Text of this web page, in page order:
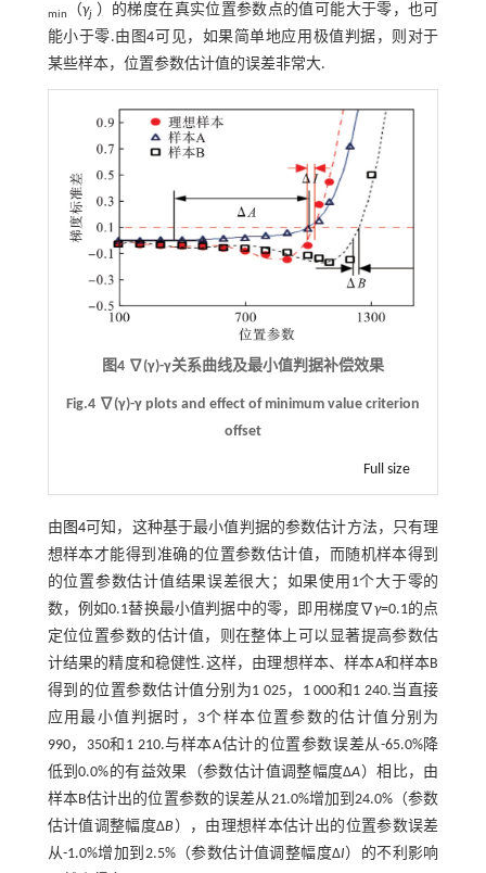
min （γj ）的梯度在真实位置参数点的值可能大于零，也可
能小于零.由图4可见，如果简单地应用极值判据，则对于
某些样本，位置参数估计值的误差非常大.
图4 ∇(γ)-γ关系曲线及最小值判据补偿效果
Fig.4 ∇(γ)-γ plots and effect of minimum value criterion
offset
Full size
由 图4可知，这种基于最小值判据的参数估计方法，只有理
想样本才能得到准确的位置参数估计值，而随机样本得到
的位置参数估计值结果误差很大；如果使用1个大于零的
数，例如0.1替换最小值判据中的零，即用梯度∇γ=0.1的点
定位位置参数的估计值，则在整体上可以显著提高参数估
计结果的精度和稳健性.这样，由理想样本、样本A和样本B
得到的位置参数估计值分别为1 025，1 000和1 240.当直接
应用最小值判据时，3个样本位置参数的估计值分别为
990，350和1 210.与样本A估计的位置参数误差从-65.0%降
低到0.0%的有益效果（参数估计值调整幅度ΔA）相比，由
样本B估计出的位置参数的误差从21.0%增加到24.0%（参数
估计值调整幅度ΔB ），由理想样本估计出的位置参数误差
从-1.0%增加到2.5%（参数估计值调整幅度ΔI）的不利影响